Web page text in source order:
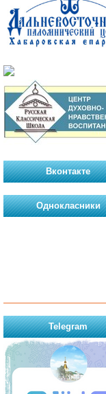
Вконтакте
Однокласники
Telegram